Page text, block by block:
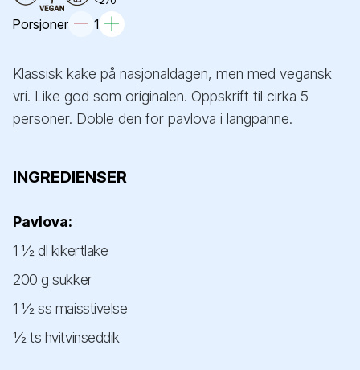
Porsjoner 1
Klassisk kake på nasjonaldagen, men med vegansk
vri. Like god som originalen. Oppskrift til cirka 5
personer. Doble den for pavlova i langpanne.
INGREDIENSER
Pavlova:
1 ½ dl kikertlake
200 g sukker
1 ½ ss maisstivelse
½ ts hvitvinseddik